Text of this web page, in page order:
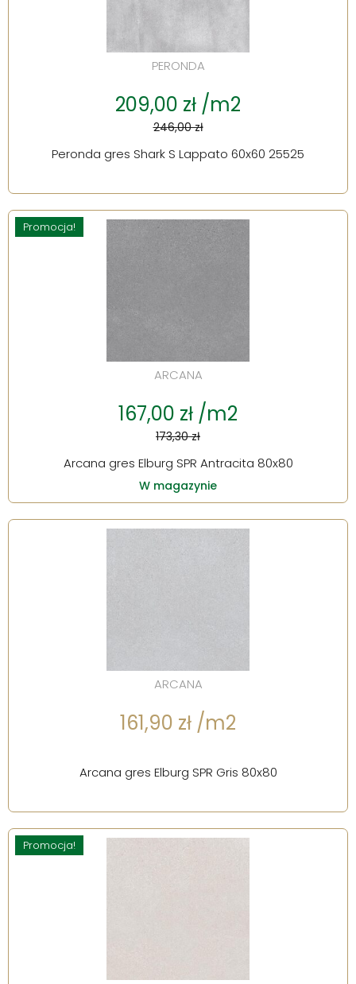
PERONDA
209,00 zł /m2
246,00 zł
Peronda gres Shark S Lappato 60x60 25525
Promocja!
ARCANA
167,00 zł /m2
173,30 zł
Arcana gres Elburg SPR Antracita 80x80
W magazynie
ARCANA
161,90 zł /m2
Arcana gres Elburg SPR Gris 80x80
Promocja!